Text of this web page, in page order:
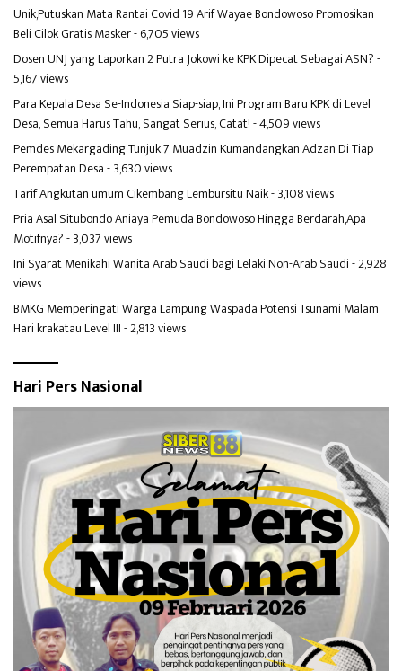
Unik,Putuskan Mata Rantai Covid 19 Arif Wayae Bondowoso Promosikan
Beli Cilok Gratis Masker- 6,705 views
Dosen UNJ yang Laporkan 2 Putra Jokowi ke KPK Dipecat Sebagai ASN?-
5,167 views
Para Kepala Desa Se-Indonesia Siap-siap, Ini Program Baru KPK di Level
Desa, Semua Harus Tahu, Sangat Serius, Catat!- 4,509 views
Pemdes Mekargading Tunjuk 7 Muadzin Kumandangkan Adzan Di Tiap
Perempatan Desa- 3,630 views
Tarif Angkutan umum Cikembang Lembursitu Naik- 3,108 views
Pria Asal Situbondo Aniaya Pemuda Bondowoso Hingga Berdarah,Apa
Motifnya?- 3,037 views
Ini Syarat Menikahi Wanita Arab Saudi bagi Lelaki Non-Arab Saudi- 2,928
views
BMKG Memperingati Warga Lampung Waspada Potensi Tsunami Malam
Hari krakatau Level III- 2,813 views
Hari Pers Nasional